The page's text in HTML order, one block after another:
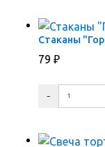
Стаканы
79 ₽